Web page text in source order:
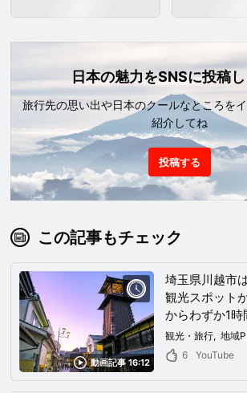
日本の魅力をSNSに投稿し
旅行先の思い出や日本のクールなところを
紹介してね
投稿する
この記事もチェック
動画記事 16:12
埼玉県川越市
観光スポット
からわずか1時
トロな街並み
いた！
観光・旅行
地域
6
YouTube